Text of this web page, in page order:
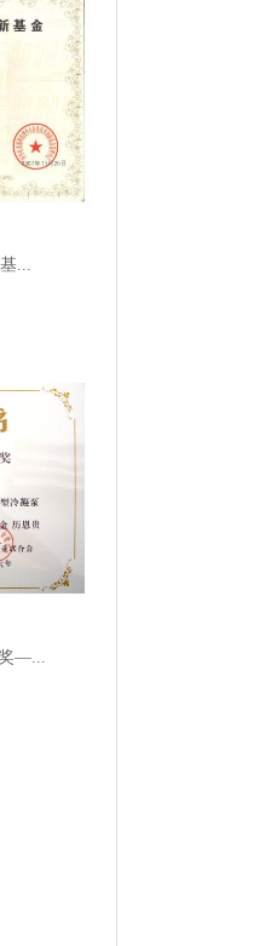
...
—...